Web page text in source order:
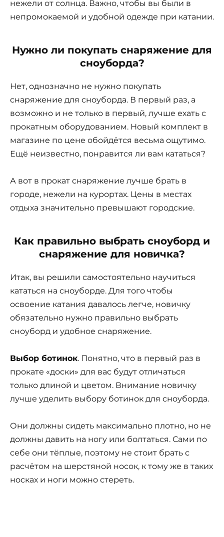
нежели от солнца. Важно, чтобы вы были в
непромокаемой и удобной одежде при катании.
Нужно ли покупать снаряжение для
сноуборда?
Нет, однозначно не нужно покупать
снаряжение для сноуборда. В первый раз, а
возможно и не только в первый, лучше ехать с
прокатным оборудованием. Новый комплект в
магазине по цене обойдётся весьма ощутимо.
Ещё неизвестно, понравится ли вам кататься?
А вот в прокат снаряжение лучше брать в
городе, нежели на курортах. Цены в местах
отдыха значительно превышают городские.
Как правильно выбрать сноуборд и
снаряжение для новичка?
Итак, вы решили самостоятельно научиться
кататься на сноуборде. Для того чтобы
освоение катания давалось легче, новичку
обязательно нужно правильно выбрать
сноуборд и удобное снаряжение.
Выбор ботинок. Понятно, что в первый раз в
прокате «доски» для вас будут отличаться
только длиной и цветом. Внимание новичку
лучше уделить выбору ботинок для сноуборда.
Они должны сидеть максимально плотно, но не
должны давить на ногу или болтаться. Сами по
себе они тёплые, поэтому не стоит брать с
расчётом на шерстяной носок, к тому же в таких
носках и ноги можно стереть.